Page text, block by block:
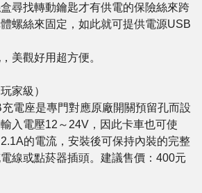
尋找轉動鑰匙才有供電的保險絲來跨
螺絲來固定，如此就可提供電源USB
美觀好用超方便。
家級）
電座是專門對應原廠開關預留孔而設
入電壓12～24V，因此卡車也可使
的電流，安裝後可保持內裝的完整
線或點菸器插頭。建議售價：400元